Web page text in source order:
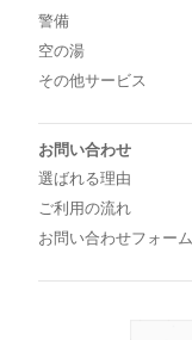
警備
空の湯
その他サービス
お問い合わせ
選ばれる理由
ご利用の流れ
お問い合わせフォーム